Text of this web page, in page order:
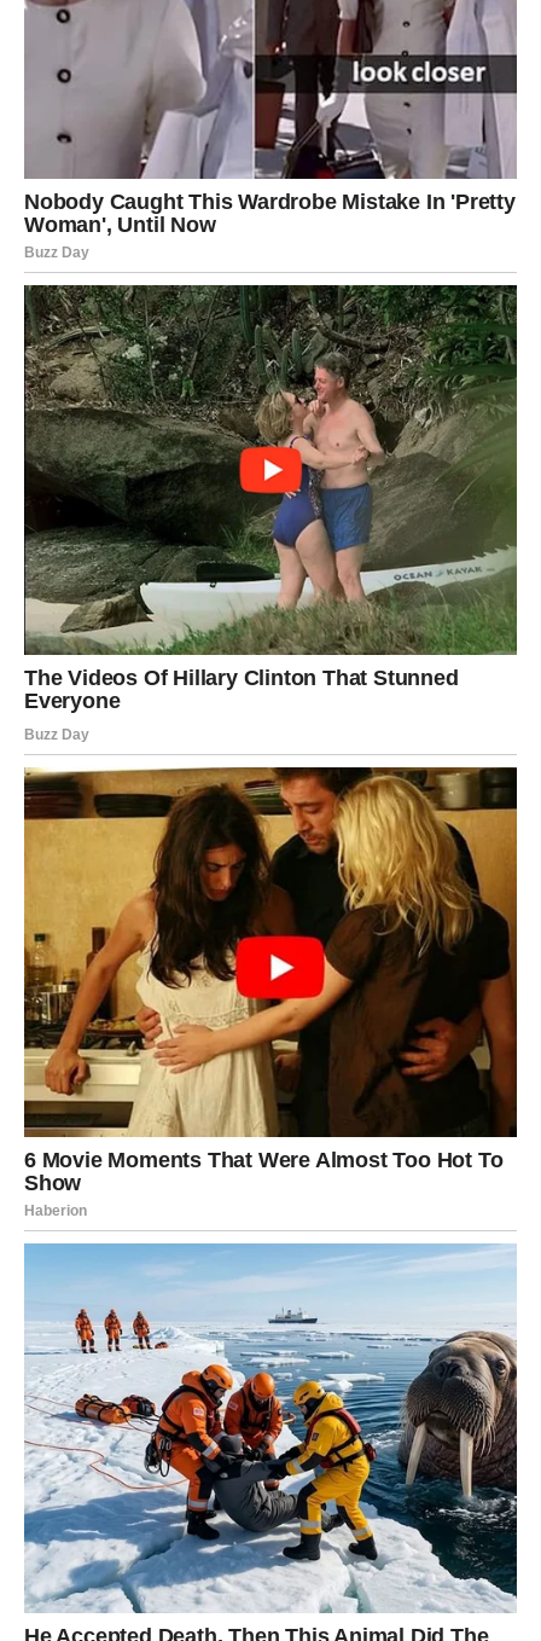
kojima ne mogu potpuno da se opuste.
Međutim, do kraja meseca njihova emotivna sudbina
menja se iz korena.
Jedna osoba ulazi u njihov život veoma iznenada.
Moguće je da će u početku sve delovati kao običan
razgovor, prijateljski odnos ili slučajan susret, ali će se
vrlo brzo razviti snažna povezanost. Device će prvi put
imati osećaj da ih neko zaista sluša, razume i prihvata bez
potrebe da se pretvaraju.
Ono što je posebno zanimljivo jeste da mnoge Device
neće odmah priznati sebi koliko su zaljubljene. Pokušaće
da analiziraju emocije, da budu racionalne i oprezne, ali
srce će ovoga puta biti jače od razuma.
Kod slobodnih Devica moguća je ljubav sa osobom koja
dolazi iz drugog grada ili koja je dugo bila prisutna u
njihovom životu, ali nikada nisu gledali jedno drugo na taj
način. Sada se sve menja.
Za zauzete Device dolazi period ogromne emotivne
bliskosti. Partner će pokazati više pažnje, nežnosti i
razumevanja nego ikada ranije. Mnogi odnosi će postati
stabilniji i ozbiljniji.
Sudbina Devicama donosi ono što im je najviše
nedostajalo – osobu pored koje neće morati da glume
snagu.
ŠKORPIJA – STRAST, SUDBINA I
LJUBAV KOJA MENJA CEO
ŽIVOT
Kada Škorpija voli, ona voli potpuno. Kod nje ne postoje
polovične emocije. Ili daje sve – ili ništa. Upravo zbog
toga su mnoge Škorpije prošle kroz veoma teške
ljubavne priče koje su ih emotivno iscrpele.
Ipak, do kraja ovog meseca za njih počinje potpuno novo
poglavlje.
Zvezde najavljuju sudbinski susret koji će mnogim
Škorpijama promeniti pogled na ljubav. U pitanju je osoba
koja će ih privući neverovatnom energijom, harizmom i
emocijama koje će biti gotovo nemoguće ignorisati.
Ovo neće biti obična simpatija. Biće to odnos u kojem će
postojati jaka hemija, ali i duboka emotivna povezanost.